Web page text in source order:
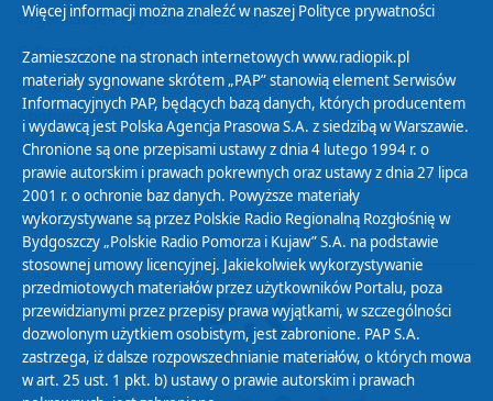
Organizacje Pożytku Publicznego
Cyfryzacja DAB+
Polityka ochrony danych osobowych
Abonament
Zamówienia publiczne
Biuletyn Informacji Publicznej
Więcej informacji można znaleźć w naszej Polityce prywatności
Zamieszczone na stronach internetowych www.radiopik.pl
materiały sygnowane skrótem „PAP” stanowią element Serwisów
Informacyjnych PAP, będących bazą danych, których producentem
i wydawcą jest Polska Agencja Prasowa S.A. z siedzibą w Warszawie.
Chronione są one przepisami ustawy z dnia 4 lutego 1994 r. o
prawie autorskim i prawach pokrewnych oraz ustawy z dnia 27 lipca
2001 r. o ochronie baz danych. Powyższe materiały
wykorzystywane są przez Polskie Radio Regionalną Rozgłośnię w
Bydgoszczy „Polskie Radio Pomorza i Kujaw” S.A. na podstawie
stosownej umowy licencyjnej. Jakiekolwiek wykorzystywanie
przedmiotowych materiałów przez użytkowników Portalu, poza
przewidzianymi przez przepisy prawa wyjątkami, w szczególności
dozwolonym użytkiem osobistym, jest zabronione. PAP S.A.
zastrzega, iż dalsze rozpowszechnianie materiałów, o których mowa
w art. 25 ust. 1 pkt. b) ustawy o prawie autorskim i prawach